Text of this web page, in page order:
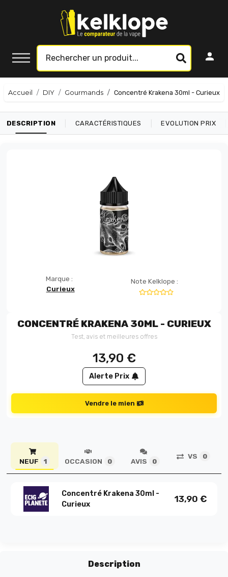
Accueil DIY Gourmands Concentré Krakena 30ml - Curieux
DESCRIPTION CARACTÉRISTIQUES EVOLUTION PRIX
Marque :
Curieux
Note Kelklope :
CONCENTRÉ KRAKENA 30ML - CURIEUX
Test, avis et meilleures offres
13,90 €
Alerte Prix
Vendre le mien
NEUF 1 OCCASION 0 AVIS 0
VS 0
Concentré Krakena 30ml -
Curieux
13,90 €
Description